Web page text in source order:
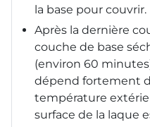
la base pour couvrir.
Après la dernière
couche de base
(environ 60
dépend fortement
température
surface de la laque